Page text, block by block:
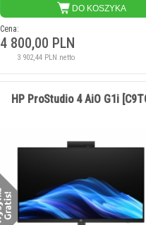
DO KOSZYKA
Cena:
4 800,00 PLN
3 902,44 PLN netto
HP ProStudio 4 AiO G1i